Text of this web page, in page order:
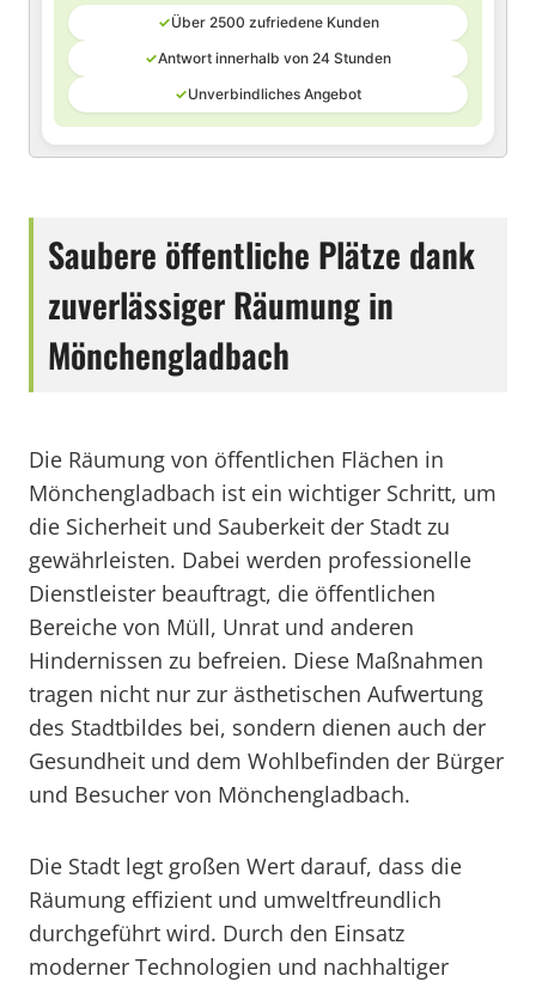
✓Über 2500 zufriedene Kunden
✓Antwort innerhalb von 24 Stunden
✓Unverbindliches Angebot
Saubere öffentliche Plätze dank
zuverlässiger Räumung in
Mönchengladbach
Die Räumung von öffentlichen Flächen in
Mönchengladbach ist ein wichtiger Schritt, um
die Sicherheit und Sauberkeit der Stadt zu
gewährleisten. Dabei werden professionelle
Dienstleister beauftragt, die öffentlichen
Bereiche von Müll, Unrat und anderen
Hindernissen zu befreien. Diese Maßnahmen
tragen nicht nur zur ästhetischen Aufwertung
des Stadtbildes bei, sondern dienen auch der
Gesundheit und dem Wohlbefinden der Bürger
und Besucher von Mönchengladbach.
Die Stadt legt großen Wert darauf, dass die
Räumung effizient und umweltfreundlich
durchgeführt wird. Durch den Einsatz
moderner Technologien und nachhaltiger